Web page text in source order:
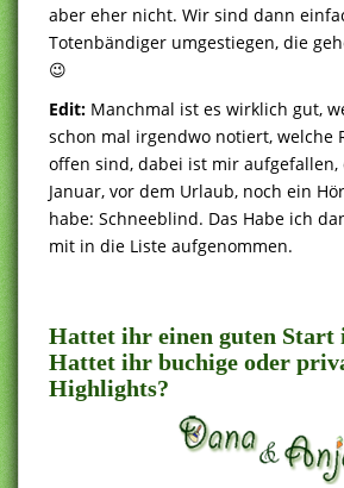
aber eher nicht. Wir sind dann
Totenbändiger umgestiegen, die
😉
Edit: Manchmal ist es wirklich gut,
schon mal irgendwo notiert, welche
offen sind, dabei ist mir aufgefallen,
Januar, vor dem Urlaub, noch ein
habe: Schneeblind. Das Habe ich
mit in die Liste aufgenommen.
Hattet ihr einen guten Start
Hattet ihr buchige oder
Highlights?